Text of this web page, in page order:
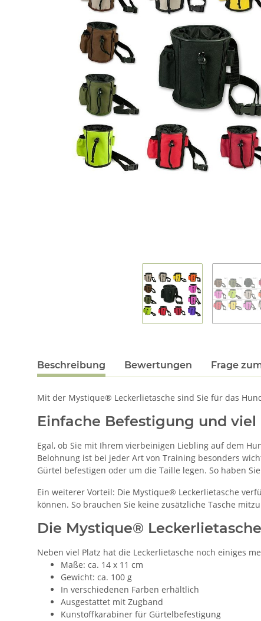
Beschreibung Bewertungen Frage
Mit der Mystique® Leckerlietasche sind Sie für das
Einfache Befestigung und viel
Egal, ob Sie mit Ihrem vierbeinigen Liebling auf dem
Belohnung ist bei jeder Art von Training besonders
Gürtel befestigen oder um die Taille legen. So haben
Ein weiterer Vorteil: Die Mystique® Leckerlietasche
können. So brauchen Sie keine zusätzliche Tasche
Die Mystique®
Neben viel Platz hat die Leckerlietasche noch einiges
Maße: ca. 14 x 11 cm
Gewicht: ca. 100 g
In verschiedenen Farben erhältlich
Ausgestattet mit Zugband
Kunstoffkarabiner für Gürtelbefestigung